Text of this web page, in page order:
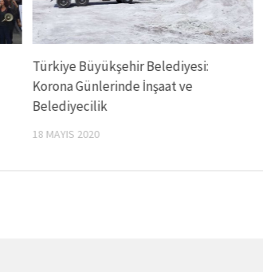
Türkiye Büyükşehir Belediyesi:
Korona Günlerinde İnşaat ve
Belediyecilik
18 MAYIS 2020